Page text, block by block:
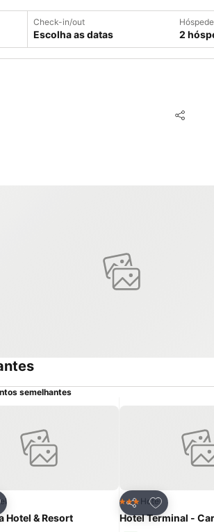
Check-in/out
Escolha as datas 2
Partilhar
semelhantes
aos favoritos
Hotel & Resort
Partilhar
Adicionar
3 Estrelas
Hotel
Hotel Terminal -